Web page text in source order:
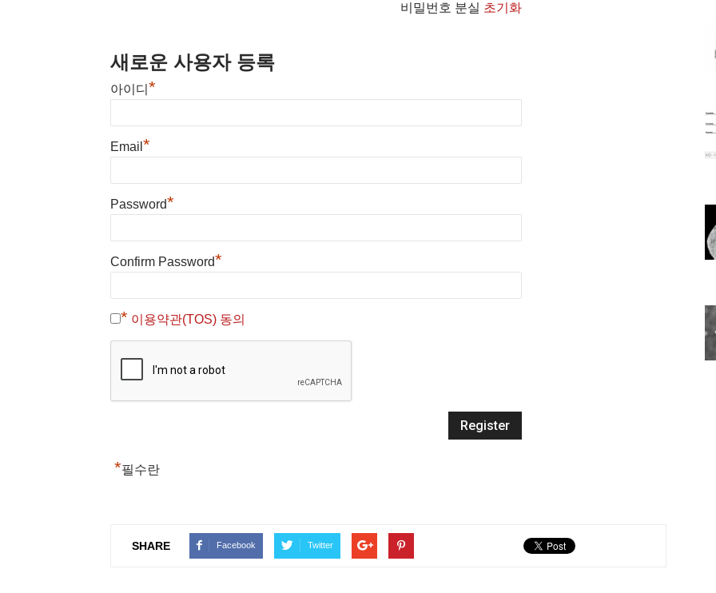
비밀번호 분실 초기화
새로운 사용자 등록
아이디 *
Email *
Password*
Confirm Password*
* 이용약관(TOS) 동의
*필수란
SHARE Facebook Twitter